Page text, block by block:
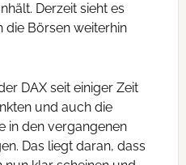
Derzeit sieht es
die Börsen weiterhin
DAX seit einiger Zeit
und auch die
in den vergangenen
Das liegt daran, dass